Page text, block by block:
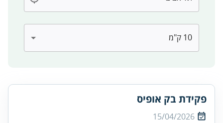
פקידת בק אופיס
15/04/2026